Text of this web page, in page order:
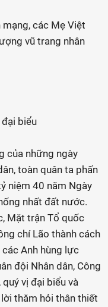
các Mẹ Việt
vũ trang nhân
biểu
của những ngày
toàn quân ta phấn
niệm 40 năm Ngày
nhất đất nước.
Mặt trận Tổ quốc
chí Lão thành cách
Anh hùng lực
đội Nhân dân, Công
vị đại biểu và
thăm hỏi thân thiết